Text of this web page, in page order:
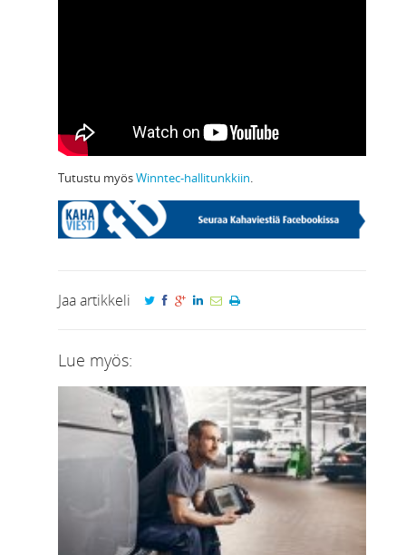
Tutustu myösWinntec-hallitunkkiin.
Jaa artikkeli
Lue myös: